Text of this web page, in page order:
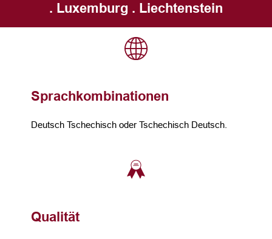
. Luxemburg . Liechtenstein
Sprachkombinationen
Deutsch Tschechisch oder Tschechisch Deutsch.
Qualität